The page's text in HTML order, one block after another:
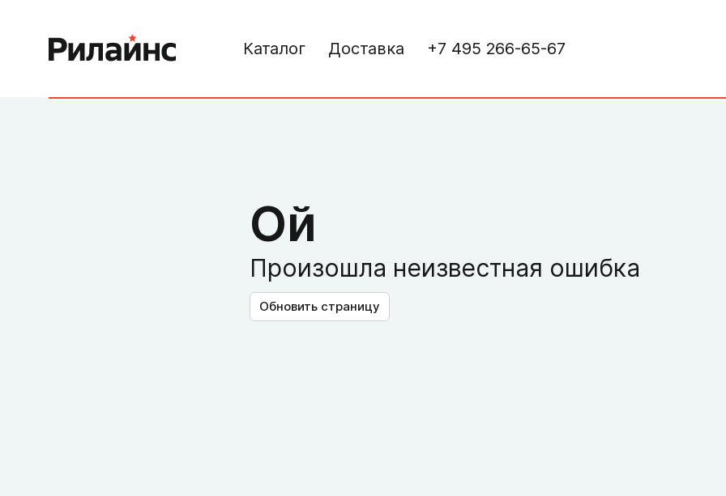
Каталог Доставка +7 495 266-65-67
Ой
Произошла неизвестная ошибка
Обновить страницу